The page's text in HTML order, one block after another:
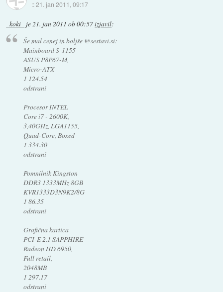
::21. jan 2011, 09:17
_koki_ je21. jan 2011 ob 00:57izjavil:
Še mal cenej in boljše @sestavi.si:
Mainboard S-1155
ASUS P8P67-M,
Micro-ATX
1 124.54
odstrani
Procesor INTEL
Core i7 - 2600K,
3,40GHz, LGA1155,
Quad-Core, Boxed
1 334.30
odstrani
Pomnilnik Kingston
DDR3 1333MHz 8GB
KVR1333D3N9K2/8G
1 86.35
odstrani
Grafična kartica
PCI-E 2.1 SAPPHIRE
Radeon HD 6950,
Full retail,
2048MB
1 297.17
odstrani